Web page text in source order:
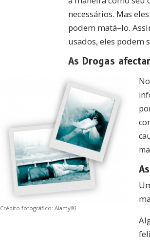
necessários. Mas
podem matá–lo.
usados, eles podem
As Drogas
Crédito fotográfico: Alamy￼